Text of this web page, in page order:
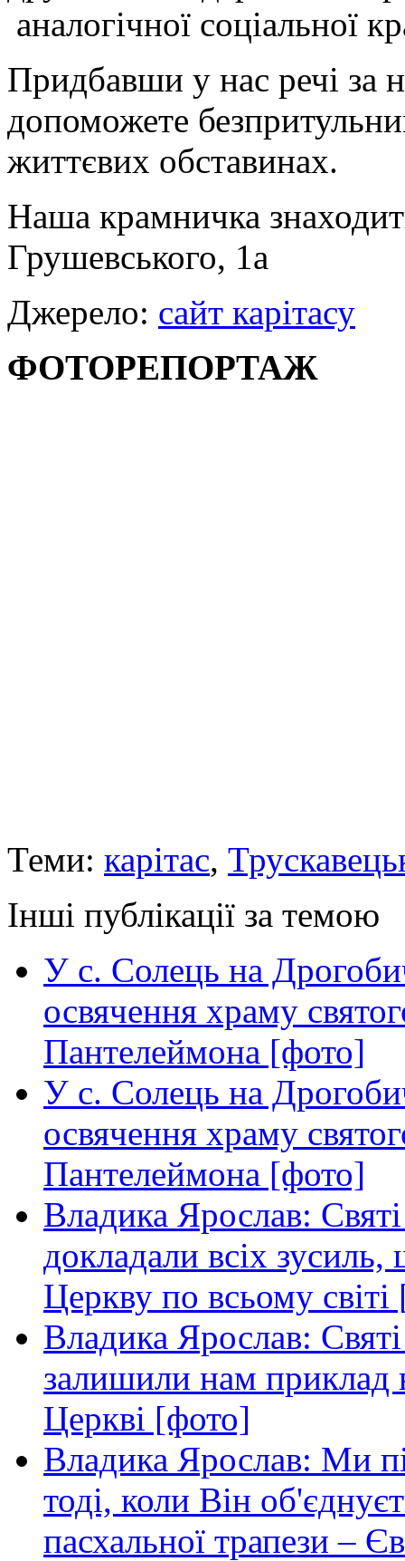
аналогічної соціальної
Придбавши у нас речі за
допоможете
життєвих обставинах.
Наша крамничка
Грушевського, 1а
Джерело: сайт карітасу
ФОТОРЕПОРТАЖ
Теми: карітас,
Інші публікації за темою
У с. Солець на
освячення храму
Пантелеймона [фото]
У с. Солець на
освячення храму
Пантелеймона [фото]
Владика Ярослав:
докладали всіх
Церкву по всьому
Владика Ярослав:
залишили нам приклад
Церкві [фото]
Владика Ярослав: Ми
тоді, коли Він
пасхальної трапези –